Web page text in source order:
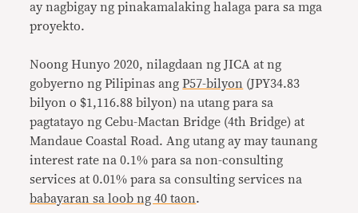
ay nagbigay ng pinakamalaking halaga para sa mga
proyekto.
Noong Hunyo 2020, nilagdaan ng JICA at ng
gobyerno ng Pilipinas angP57-bilyon (JPY34.83
bilyon o $1,116.88 bilyon) na utang para sa
pagtatayo ng Cebu-Mactan Bridge (4th Bridge) at
Mandaue Coastal Road. Ang utang ay may taunang
interest rate na 0.1% para sa non-consulting
services at 0.01% para sa consulting services na
babayaran sa loob ng 40 taon.